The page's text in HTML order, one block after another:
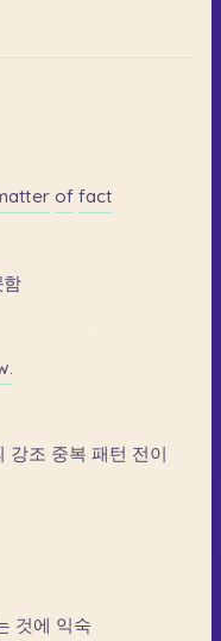
of fact
함
강조 중복 패턴 전이
것에 익숙